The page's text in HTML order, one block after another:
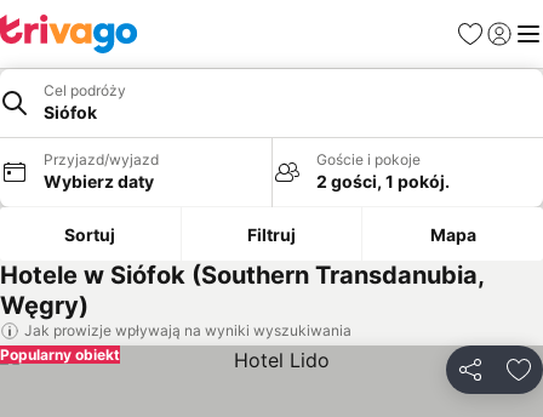
Ulubione
Cel podróży
Siófok
Przyjazd/wyjazd
Wybierz daty
Goście i pokoje
2 gości, 1 pokój.
Sortuj Filtruj Mapa
Hotele w Siófok (Southern Transdanubia,
Węgry)
Jak prowizje wpływają na wyniki wyszukiwania
Popularny obiekt